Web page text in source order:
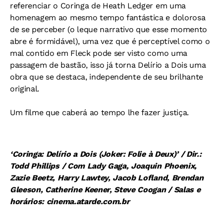
referenciar o Coringa de Heath Ledger em uma
homenagem ao mesmo tempo fantástica e dolorosa
de se perceber (o leque narrativo que esse momento
abre é formidável), uma vez que é perceptível como o
mal contido em Fleck pode ser visto como uma
passagem de bastão, isso já torna Delírio a Dois uma
obra que se destaca, independente de seu brilhante
original.
Um filme que caberá ao tempo lhe fazer justiça.
‘Coringa: Delírio a Dois (Joker: Folie à Deux)’ / Dir.:
Todd Phillips / Com Lady Gaga, Joaquin Phoenix,
Zazie Beetz, Harry Lawtey, Jacob Lofland, Brendan
Gleeson, Catherine Keener, Steve Coogan / Salas e
horários: cinema.atarde.com.br